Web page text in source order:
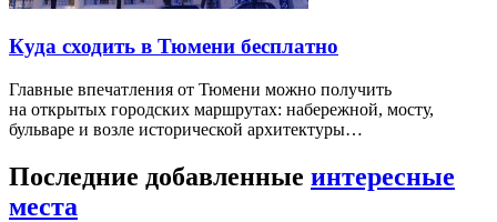
Куда сходить в Тюмени бесплатно
Главные впечатления от Тюмени можно получить
на открытых городских маршрутах: набережной, мосту,
бульваре и возле исторической архитектуры…
Последние добавленные интересные
места